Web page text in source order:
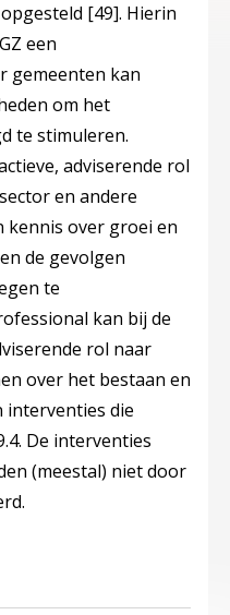
[49]. Hierin
een
gemeenten kan
om het
te stimuleren.
adviserende rol
en andere
kennis over groei en
de gevolgen
te
kan bij de
rol naar
over het bestaan en
interventies die
De interventies
(meestal) niet door